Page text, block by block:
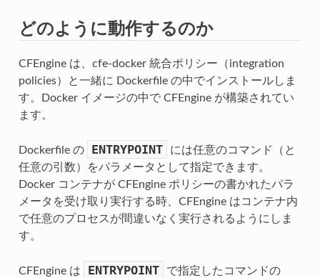
どのように動作するのか
CFEngine は、cfe-docker 統合ポリシー（integration
policies）と一緒に Dockerfile の中でインストールしま
す。Docker イメージの中で CFEngine が構築されてい
ます。
Dockerfile の ENTRYPOINT
には任意のコマンド（と
任意の引数）をパラメータとして指定できます。
Docker コンテナが CFEngine ポリシーの書かれたパラ
メータを受け取り実行する時、CFEngine はコンテナ内
で任意のプロセスが間違いなく実行されるようにしま
す。
CFEngine は ENTRYPOINT で指定したコマンドの